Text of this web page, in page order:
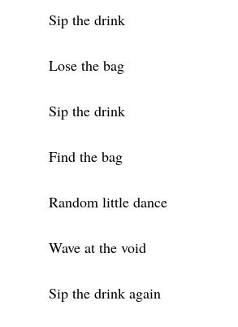
Sip the drink
Lose the bag
Sip the drink
Find the bag
Random little dance
Wave at the void
Sip the drink again